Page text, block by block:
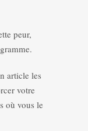
peur,
article les
votre
où vous le